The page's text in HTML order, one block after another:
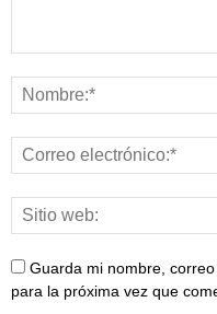
Guarda mi nombre,
para la próxima vez que